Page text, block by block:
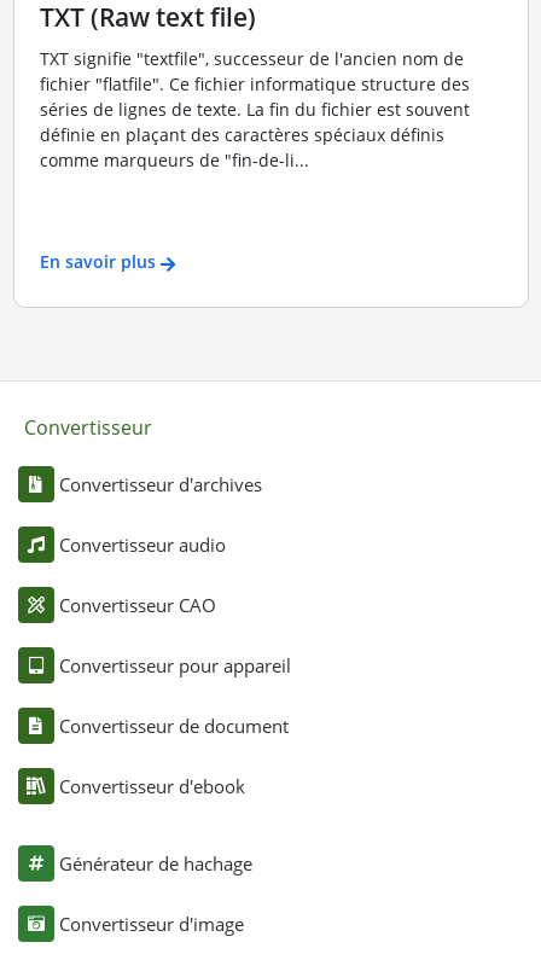
TXT (Raw text file)
TXT signifie "textfile", successeur de l'ancien nom de
fichier "flatfile". Ce fichier informatique structure des
séries de lignes de texte. La fin du fichier est souvent
définie en plaçant des caractères spéciaux définis
comme marqueurs de "fin-de-li...
En savoir plus
Convertisseur
Convertisseur d'archives
Convertisseur audio
Convertisseur CAO
Convertisseur pour appareil
Convertisseur de document
Convertisseur d'ebook
Générateur de hachage
Convertisseur d'image